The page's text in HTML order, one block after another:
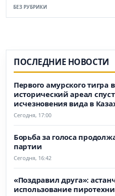
БЕЗ РУБРИКИ
ПОСЛЕДНИЕ НОВОСТИ
Первого амурского тигра
исторический ареал
исчезновения вида в
Сегодня, 17:00
Борьба за голоса
партии
Сегодня, 16:42
«Поздравил друга»:
использование